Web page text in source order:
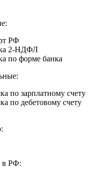
РФ
2-НДФЛ
по форме банка
по зарплатному счету
по дебетовому счету
в РФ: